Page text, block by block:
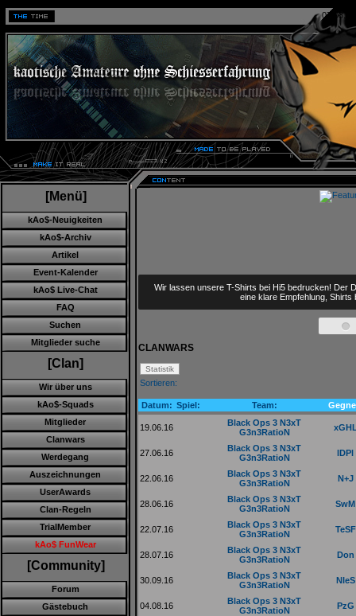
[Menü]
kAo$-Neuigkeiten
kAo$-Archiv
Artikel
Event-Kalender
kAo$ Live-Chat
FAQ
Suchen
Mitglieder suche
[Clan]
Wir über uns
kAo$-Squads
Mitglieder
Clanwars
Werdegang
Auszeichnungen
UserAwards
Clan-Regeln
TrialMember
kAo$ FunWear
[Community]
Forum
Gästebuch
Wir lassen unsere T-Shirts bei Hi5 bedrucken! Der
eine klare Empfehlung,
CLANWARS
Sortieren:
Datum: Spiel: Team:
19.06.16
Black Ops 3 N3xT
G3n3RatioN
27.06.16
Black Ops 3 N3xT
G3n3RatioN
lDPl
22.06.16
Black Ops 3 N3xT
G3n3RatioN
N+J
28.06.16
Black Ops 3 N3xT
G3n3RatioN
SwM
22.07.16
Black Ops 3 N3xT
G3n3RatioN
TeSF
28.07.16
Black Ops 3 N3xT
G3n3RatioN
Don
30.09.16
Black Ops 3 N3xT
G3n3RatioN
NIeS
04.08.16
Black Ops 3 N3xT
G3n3RatioN
PzG